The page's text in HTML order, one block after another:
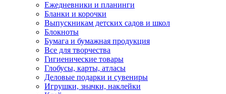
Ежедневники и планинги
Бланки и корочки
Выпускникам детских садов и школ
Блокноты
Бумага и бумажная продукция
Все для творчества
Гигиенические товары
Глобусы, карты, атласы
Деловые подарки и сувениры
Игрушки, значки, наклейки